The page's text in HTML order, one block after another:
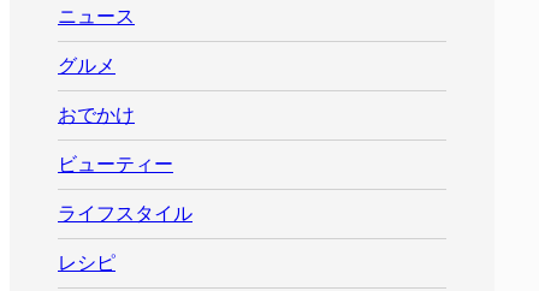
ニュース
グルメ
おでかけ
ビューティー
ライフスタイル
レシピ